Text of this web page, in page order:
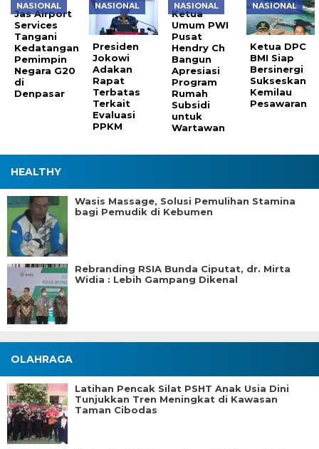
NASIONAL
Jas Airport
Services
Tangani
Kedatangan
Pemimpin
Negara G20
di
Denpasar
NASIONAL
Presiden
Jokowi
Adakan
Rapat
Terbatas
Terkait
Evaluasi
PPKM
NASIONAL
Ketua
Umum PWI
Pusat
Hendry Ch
Bangun
Apresiasi
Program
Rumah
Subsidi
untuk
Wartawan
NASIONAL
Ketua DPC
BMI Siap
Bersinergi
Sukseskan
Kemilau
Pesawaran
HEALTHY
Wasis Massage, Solusi Pemulihan Stamina
bagi Pemudik di Kebumen
Rebranding RSIA Bunda Ciputat, dr. Mirta
Widia : Lebih Gampang Dikenal
OLAHRAGA
Latihan Pencak Silat PSHT Anak Usia Dini
Tunjukkan Tren Meningkat di Kawasan
Taman Cibodas